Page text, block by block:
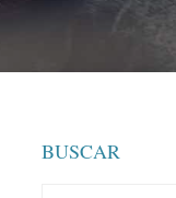
BUSCAR